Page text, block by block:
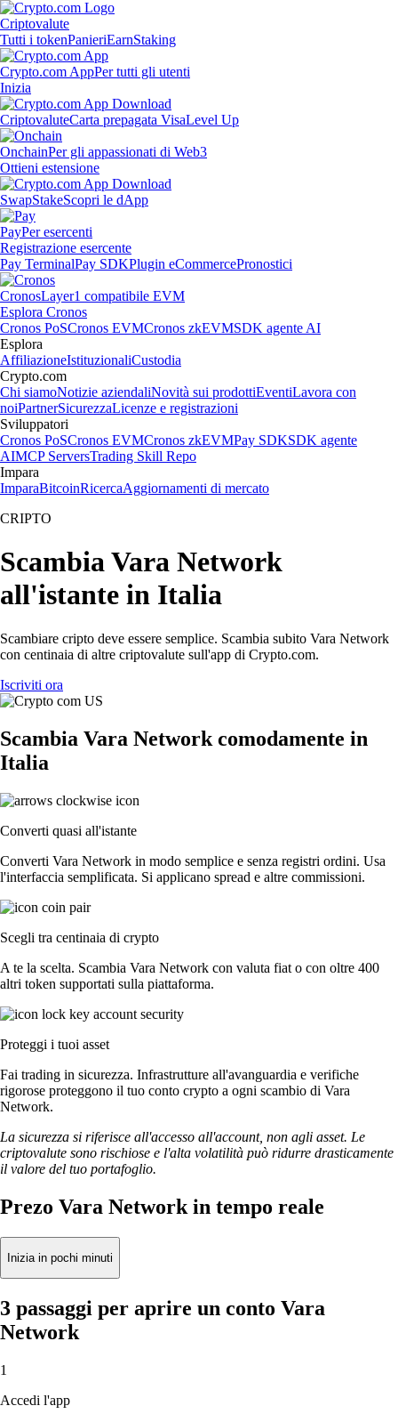
Criptovalute
Tutti i tokenPanieriEarnStaking
Crypto.com AppPer tutti gli utenti
Inizia
CriptovaluteCarta prepagata VisaLevel Up
OnchainPer gli appassionati di Web3
Ottieni estensione
SwapStakeScopri le dApp
PayPer esercenti
Registrazione esercente
Pay TerminalPay SDKPlugin eCommercePronostici
CronosLayer1 compatibile EVM
Esplora Cronos
Cronos PoSCronos EVMCronos zkEVMSDK agente AI
Esplora
AffiliazioneIstituzionaliCustodia
Crypto.com
Chi siamoNotizie aziendaliNovità sui prodottiEventiLavora con
noiPartnerSicurezzaLicenze e registrazioni
Sviluppatori
Cronos PoSCronos EVMCronos zkEVMPay SDKSDK agente
AIMCP ServersTrading Skill Repo
Impara
ImparaBitcoinRicercaAggiornamenti di mercato
CRIPTO
Scambia Vara Network
all'istante in Italia
Scambiare cripto deve essere semplice. Scambia subito Vara Network
con centinaia di altre criptovalute sull'app di Crypto.com.
Iscriviti ora
Scambia Vara Network comodamente in
Italia
Converti quasi all'istante
Converti Vara Network in modo semplice e senza registri ordini. Usa
l'interfaccia semplificata. Si applicano spread e altre commissioni.
Scegli tra centinaia di crypto
A te la scelta. Scambia Vara Network con valuta fiat o con oltre 400
altri token supportati sulla piattaforma.
Proteggi i tuoi asset
Fai trading in sicurezza. Infrastrutture all'avanguardia e verifiche
rigorose proteggono il tuo conto crypto a ogni scambio di Vara
Network.
La sicurezza si riferisce all'accesso all'account, non agli asset. Le
criptovalute sono rischiose e l'alta volatilità può ridurre drasticamente
il valore del tuo portafoglio.
Prezo Vara Network in tempo reale
Inizia in pochi minuti
3 passaggi per aprire un conto Vara
Network
1
Accedi l'app